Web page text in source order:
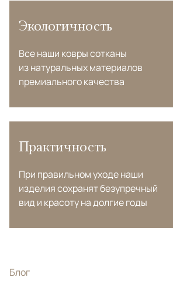
Экологичность
Все наши ковры сотканы
из натуральных материалов
премиального качества
Практичность
При правильном уходе наши
изделия сохранят безупречный
вид и красоту на долгие годы
Блог